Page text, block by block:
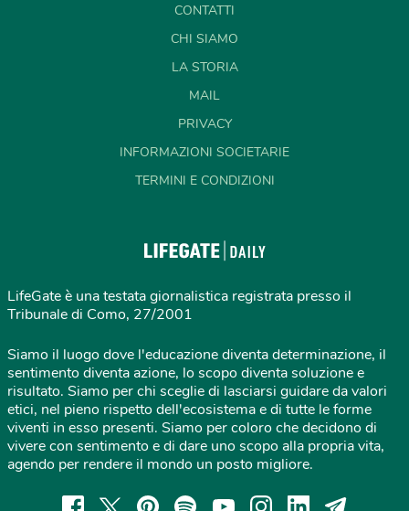
CONTATTI
CHI SIAMO
LA STORIA
MAIL
PRIVACY
INFORMAZIONI SOCIETARIE
TERMINI E CONDIZIONI
LifeGate è una testata giornalistica registrata presso il
Tribunale di Como, 27/2001
Siamo il luogo dove l'educazione diventa determinazione, il
sentimento diventa azione, lo scopo diventa soluzione e
risultato. Siamo per chi sceglie di lasciarsi guidare da valori
etici, nel pieno rispetto dell'ecosistema e di tutte le forme
viventi in esso presenti. Siamo per coloro che decidono di
vivere con sentimento e di dare uno scopo alla propria vita,
agendo per rendere il mondo un posto migliore.